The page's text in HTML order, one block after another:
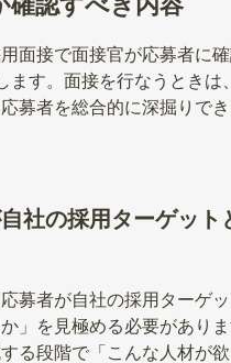
面接で面接官が応募者に
ます。面接を行なうときは
募者を総合的に深掘りで
社の採用ターゲット
募者が自社の採用ターゲ
」を見極める必要があり
る段階で「こんな人材が